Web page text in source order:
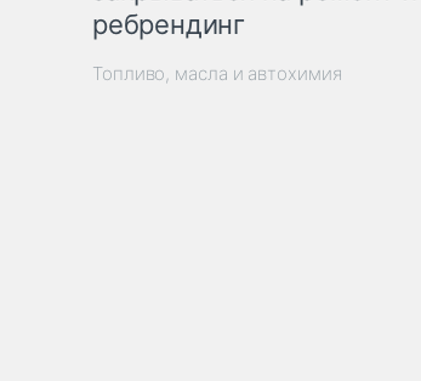
ребрендинг
Топливо, масла и автохимия